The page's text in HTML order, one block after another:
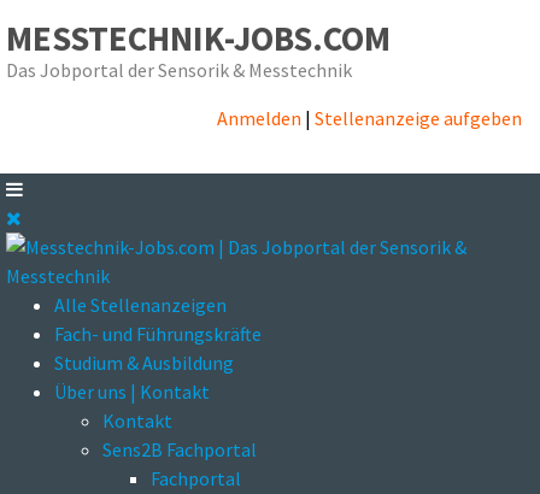
MESSTECHNIK-JOBS.COM
Das Jobportal der Sensorik & Messtechnik
Anmelden | Stellenanzeige aufgeben
Alle Stellenanzeigen
Fach- und Führungskräfte
Studium & Ausbildung
Über uns | Kontakt
Kontakt
Sens2B Fachportal
Fachportal